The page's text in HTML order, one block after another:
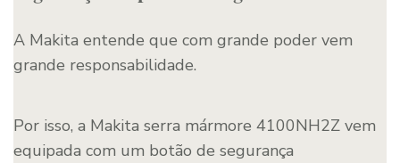
A Makita entende que com grande poder vem
grande responsabilidade.
Por isso, a Makita serra mármore 4100NH2Z vem
equipada com um botão de segurança